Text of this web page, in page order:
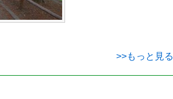
>>もっと見る